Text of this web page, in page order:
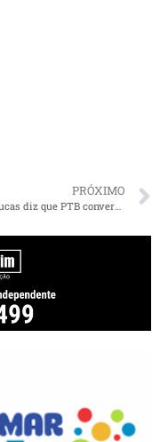
PRÓXIMO
Pedro Lucas diz que PTB conversa com Neto Evangelista, Rubens Jr. e Duarte Jr.